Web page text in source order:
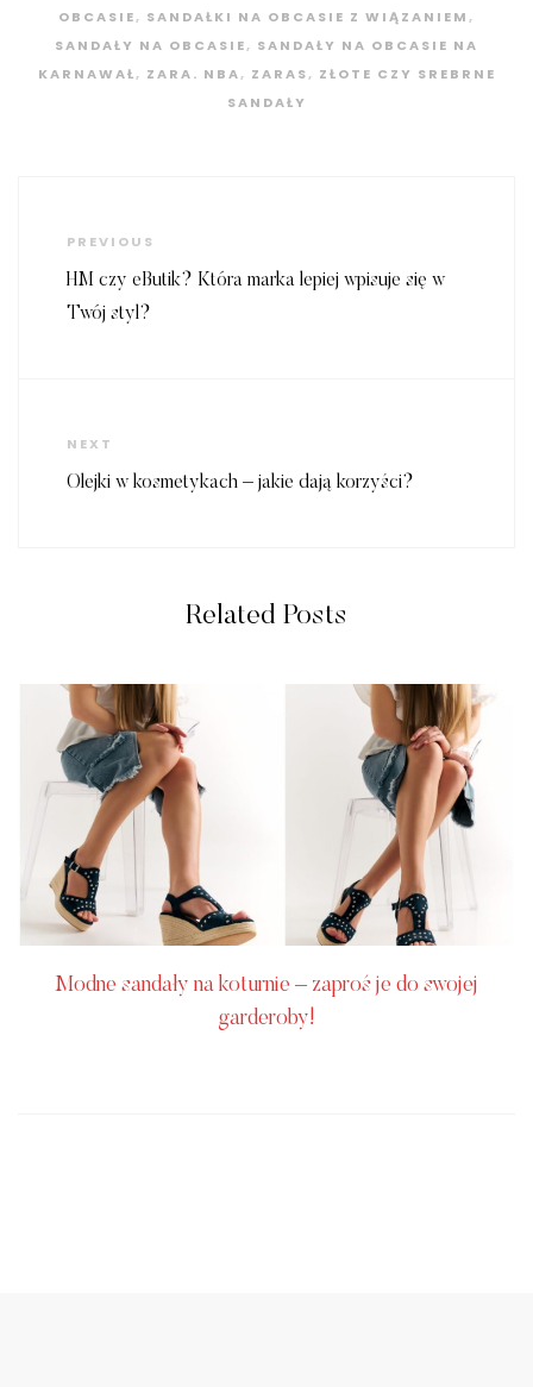
OBCASIE, SANDAŁKI NA OBCASIE Z WIĄZANIEM,
SANDAŁY NA OBCASIE, SANDAŁY NA OBCASIE NA
KARNAWAŁ, ZARA. NBA, ZARAS, ZŁOTE CZY SREBRNE
SANDAŁY
wpisu
Previous
Post
PREVIOUS
HM czy eButik? Która marka lepiej wpisuje się w
Twój styl?
Next
Post
NEXT
Olejki w kosmetykach – jakie dają korzyści?
Related Posts
Modne sandały na koturnie – zaproś je do swojej
garderoby!